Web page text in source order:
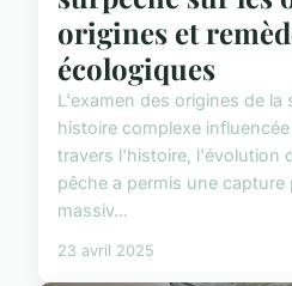
origines et
écologiques
L'examen des origines de la
histoire complexe
travers l'histoire, l'évolution
pêche a permis une capture
massiv...
23 avril 2025